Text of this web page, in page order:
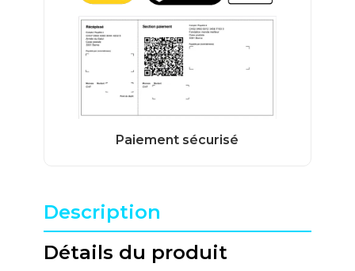
Description
Détails du produit